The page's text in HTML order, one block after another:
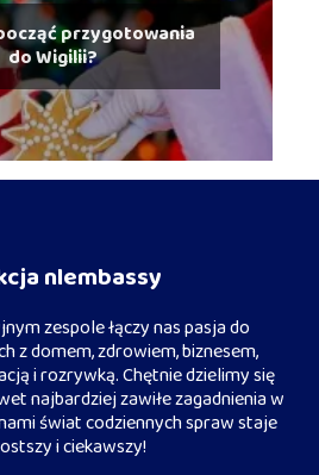
przygotowania
do Wigilii?
nlembassy
zespole łączy nas pasja do
z domem, zdrowiem, biznesem,
i rozrywką. Chętnie dzielimy się
najbardziej zawiłe zagadnienia w
świat codziennych spraw staje
i ciekawszy!